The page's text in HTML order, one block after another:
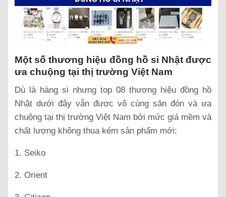
Một số thương hiệu đồng hồ si Nhật được
ưa chuộng tại thị trường Việt Nam
Dù là hàng si nhưng top 08 thương hiệu đồng hồ
Nhật dưới đây vẫn được vô cùng săn đón và ưa
chuộng tại thị trường Việt Nam bởi mức giá mềm và
chất lượng không thua kém sản phẩm mới:
1. Seiko
2. Orient